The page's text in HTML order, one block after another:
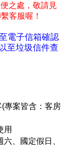
之處 ， 敬請見
客服喔！
電子信箱確認
至垃圾信件查
專案皆含：客房
用
、國定假日、